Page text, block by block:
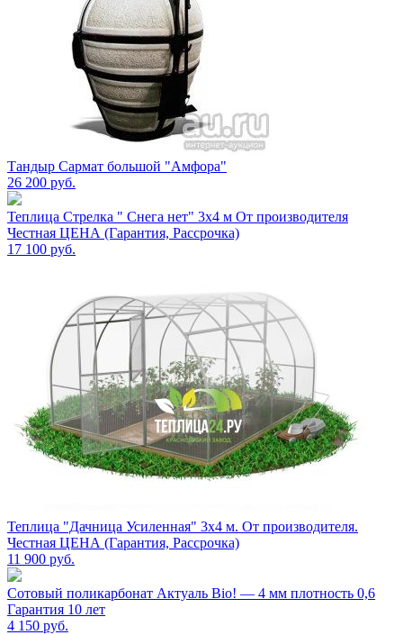
Тандыр Сармат большой "Амфора"
26 200 руб.
Теплица Стрелка " Снега нет" 3х4 м От производителя
Честная ЦЕНА (Гарантия, Рассрочка)
17 100 руб.
Теплица "Дачница Усиленная" 3х4 м. От производителя.
Честная ЦЕНА (Гарантия, Рассрочка)
11 900 руб.
Сотовый поликарбонат Актуаль Bio! — 4 мм плотность 0,6
Гарантия 10 лет
4 150 руб.